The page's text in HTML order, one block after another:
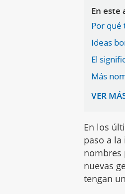
En este
Por qué
Ideas
El
Más
En los
paso a
nombres
nuevas
tengan